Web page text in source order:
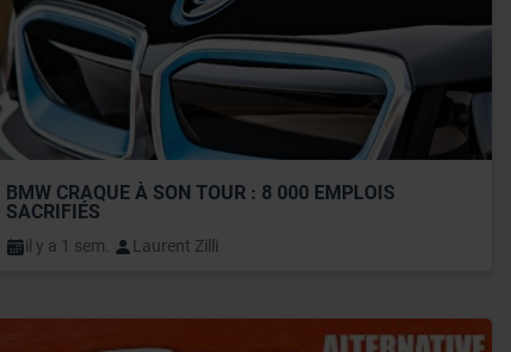
BMW CRAQUE À SON TOUR : 8 000 EMPLOIS
SACRIFIÉS
il y a 1 sem. Laurent Zilli